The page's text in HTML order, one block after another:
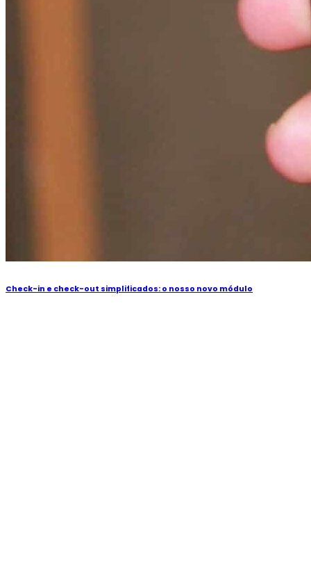
Check-in e check-out simplificados: o nosso novo módulo